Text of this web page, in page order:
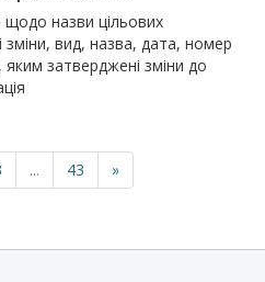
щодо назви цільових
зміни, вид, назва, дата, номер
затверджені зміни до
... 43 »